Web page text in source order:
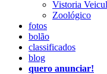
Vistoria
Zoológico
fotos
bolão
classificados
blog
quero anunciar!